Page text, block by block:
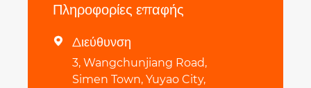
Πληροφορίες επαφής
 Διεύθυνση
3, Wangchunjiang Road,
Simen Town, Yuyao City,